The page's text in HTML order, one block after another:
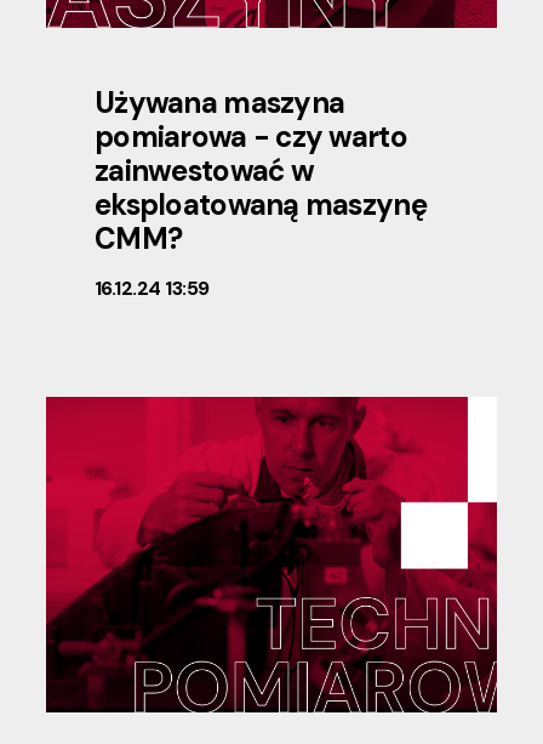
Używana maszyna
pomiarowa - czy warto
zainwestować w
eksploatowaną maszynę
CMM?
16.12.24 13:59